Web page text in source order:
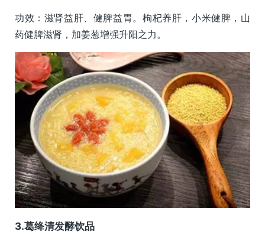
功效：滋肾益肝、健脾益胃。枸杞养肝，小米健脾，山
药健脾滋肾，加姜葱增强升阳之力。
3.葛绛清发酵饮品